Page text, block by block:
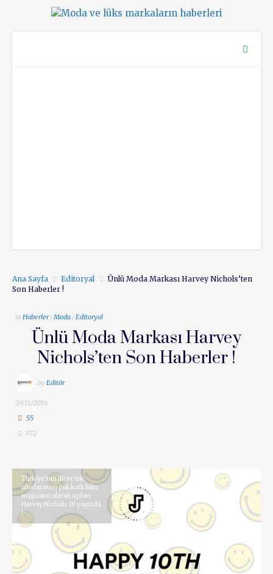
Ana Sayfa Editoryal
Ünlü Moda Markası Harvey Nichols’ten
Son Haberler !
in Haberler/Moda/Editoryal
Ünlü Moda Markası Harvey
Nichols’ten Son Haberler !
byEditör
29/11/2016
55
972
Türkiye’nin ilk ve tek
uluslararası çok katlı lüks
mağazası olarak açılan
Harvey Nichols 10 yaşında
!